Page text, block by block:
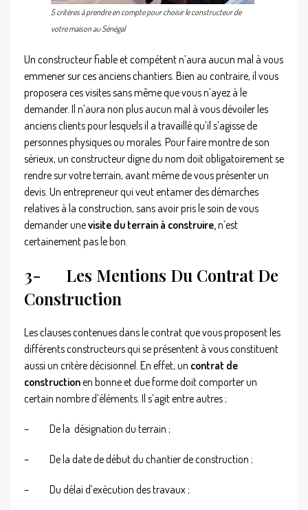
5 critères à prendre en compte pour choisir le constructeur de
votre maison au Sénégal
Un constructeur fiable et compétent n’aura aucun mal à vous
emmener sur ces anciens chantiers. Bien au contraire, il vous
proposera ces visites sans même que vous n’ayez à le
demander. Il n’aura non plus aucun mal à vous dévoiler les
anciens clients pour lesquels il a travaillé qu’il s’agisse de
personnes physiques ou morales. Pour faire montre de son
sérieux, un constructeur digne du nom doit obligatoirement se
rendre sur votre terrain, avant même de vous présenter un
devis. Un entrepreneur qui veut entamer des démarches
relatives à la construction, sans avoir pris le soin de vous
demander unevisite du terrain à construire,n’est
certainement pas le bon.
3-
Les Mentions Du Contrat De
Construction
Les clauses contenues dans le contrat que vous proposent les
différents constructeurs qui se présentent à vous constituent
aussi un critère décisionnel. En effet, un contrat de
constructionen bonne et due forme doit comporter un
certain nombre d’éléments. Il s’agit entre autres ;
– De la désignation du terrain ;
– De la date de début du chantier de construction ;
– Du délai d’exécution des travaux ;